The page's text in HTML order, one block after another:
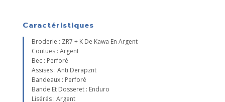
Caractéristiques
Broderie : ZR7 + K De Kawa En Argent
Coutues : Argent
Bec : Perforé
Assises : Anti Derapznt
Bandeaux : Perforé
Bande Et Dosseret : Enduro
Lisérés : Argent